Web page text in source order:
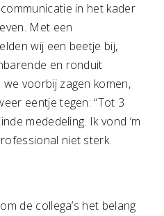
in het kader
Met een
wij een beetje bij,
en ronduit
voorbij zagen komen,
eentje tegen: “Tot 3
mededeling. Ik vond ‘m
niet sterk.
de collega’s het belang